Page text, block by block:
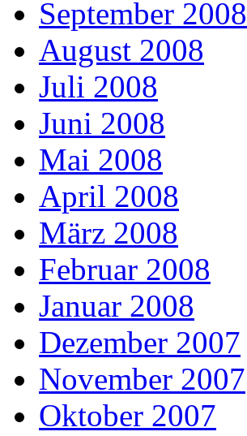
September 2008
August 2008
Juli 2008
Juni 2008
Mai 2008
April 2008
März 2008
Februar 2008
Januar 2008
Dezember 2007
November 2007
Oktober 2007